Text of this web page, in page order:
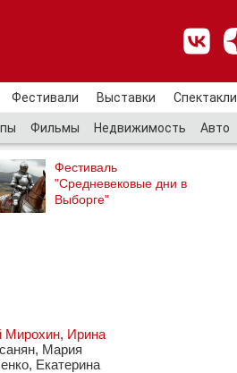
Фестивали Выставки Спектакли
Фильмы Недвижимость Авто
Фестиваль
"Средневековые дни в
Выборге"
Мирохин, Ирина
Мария
Екатерина